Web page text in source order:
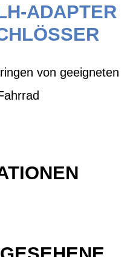
ADAPTER
von geeigneten